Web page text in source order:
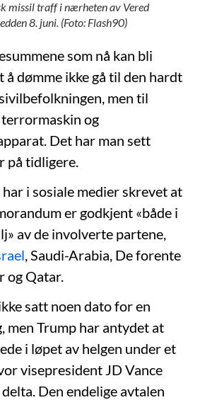
missil traff i nærheten av Vered
8. juni. (Foto: Flash90)
som nå kan bli
dømme ikke gå til den hardt
men til
og
Det har man sett
på tidligere.
i sosiale medier skrevet at
er godkjent «både i
av de involverte partene,
, Saudi-Arabia, De forente
og Qatar.
satt noen dato for en
men Trump har antydet at
i løpet av helgen under et
visepresident JD Vance
Den endelige avtalen